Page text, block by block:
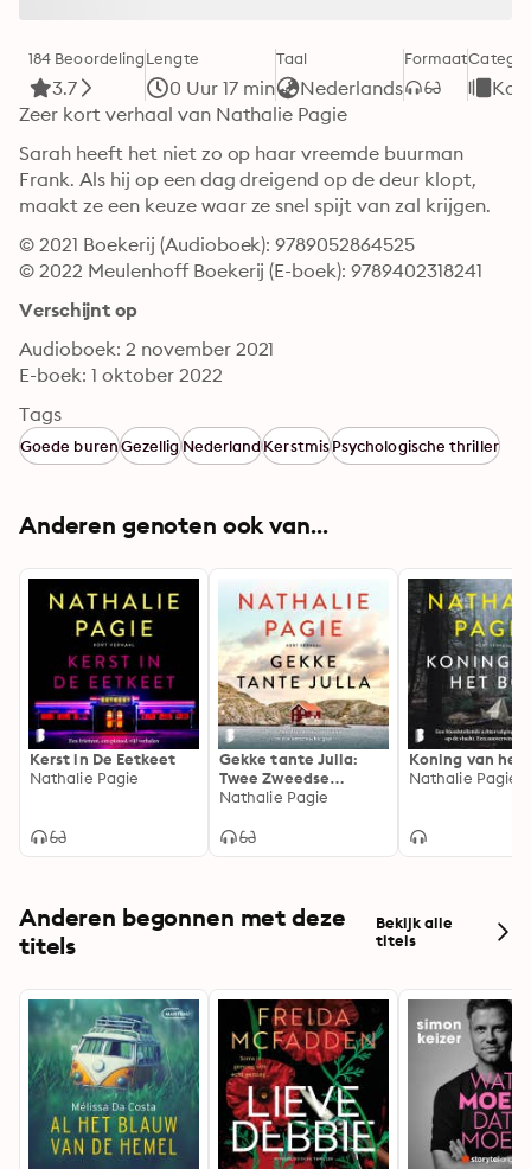
184 Beoordeling
3.7
Lengte
0 Uur 17 min
Taal
Nederlands
Formaat
Zeer kort verhaal van Nathalie Pagie
Sarah heeft het niet zo op haar vreemde buurman
Frank. Als hij op een dag dreigend op de deur klopt,
maakt ze een keuze waar ze snel spijt van zal krijgen.
© 2021 Boekerij (Audioboek): 9789052864525
© 2022 Meulenhoff Boekerij (E-boek): 9789402318241
Verschijnt op
Audioboek: 2 november 2021
E-boek: 1 oktober 2022
Tags
Goede burenGezelligNederlandKerstmisPsychologische thriller
Anderen genoten ook van...
Kerst in De Eetkeet
Nathalie Pagie
Gekke tante Julla:
Twee Zweedse
zussen, een reünie en
gast
Nathalie Pagie
Koning van het
Nathalie Pagie
Anderen begonnen met deze
titels
Bekijk alle
titels